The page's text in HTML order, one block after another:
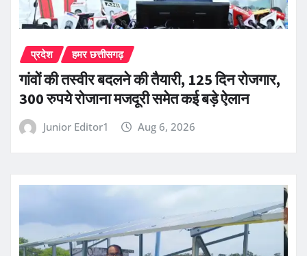
प्रदेश हमर छत्तीसगढ़
गांवों की तस्वीर बदलने की तैयारी, 125 दिन रोजगार,
300 रुपये रोजाना मजदूरी समेत कई बड़े ऐलान
Junior Editor1 Aug 6, 2026